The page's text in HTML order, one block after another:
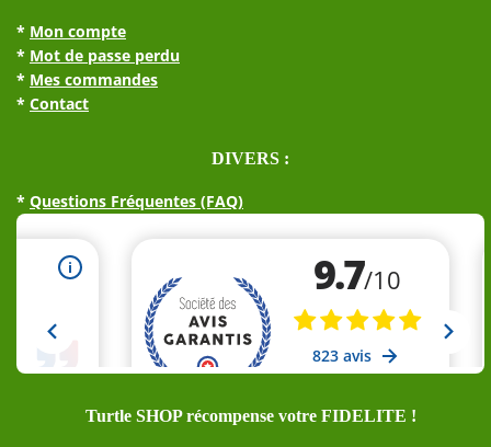
* Mon compte
* Mot de passe perdu
* Mes commandes
* Contact
DIVERS :
* Questions Fréquentes (FAQ)
Turtle SHOP récompense votre FIDELITE !